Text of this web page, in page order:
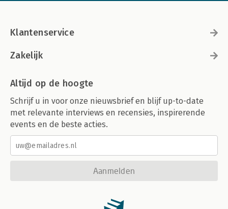
Klantenservice
Zakelijk
Altijd op de hoogte
Schrijf u in voor onze nieuwsbrief en blijf up-to-date
met relevante interviews en recensies, inspirerende
events en de beste acties.
Aanmelden